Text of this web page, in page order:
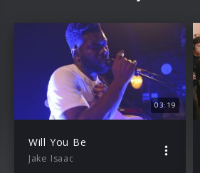
03:19
Will You Be
Jake Isaac